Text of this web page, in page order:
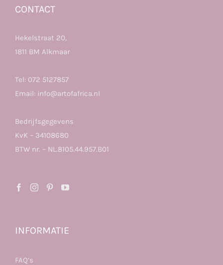
CONTACT
Hekelstraat 20,
1811 BM Alkmaar
Tel: 072 5127857
Email: info@artofafrica.nl
Bedrijfsgegevens
KvK – 34108680
BTW nr. – NL.8105.44.957.B01
INFORMATIE
FAQ’s